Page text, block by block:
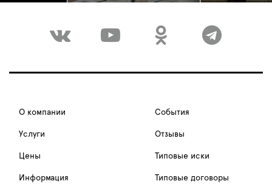
О компании
Услуги
Цены
Информация
События
Отзывы
Типовые иски
Типовые договоры